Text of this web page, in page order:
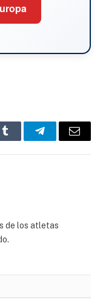
Tumblr TelegramEmail
de los atletas